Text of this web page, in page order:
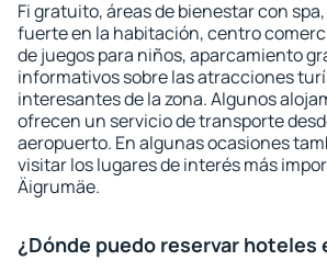
Fi gratuito, áreas de bienestar con
fuerte en la habitación, centro
de juegos para niños, aparcamiento
informativos sobre las atracciones
interesantes de la zona. Algunos
ofrecen un servicio de transporte
aeropuerto. En algunas ocasiones
visitar los lugares de interés más
Äigrumäe.
¿Dónde puedo reservar hoteles